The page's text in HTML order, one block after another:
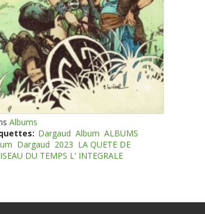
Albums
Dargaud Album ALBUMS
Dargaud 2023 LA QUETE DE
DU TEMPS L' INTEGRALE